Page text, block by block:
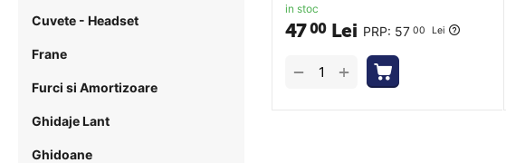
in stoc
PRP: 57 00 Lei
4700 Lei
+
−
Cuvete - Headset
Frane
Furci si Amortizoare
Ghidaje Lant
Ghidoane